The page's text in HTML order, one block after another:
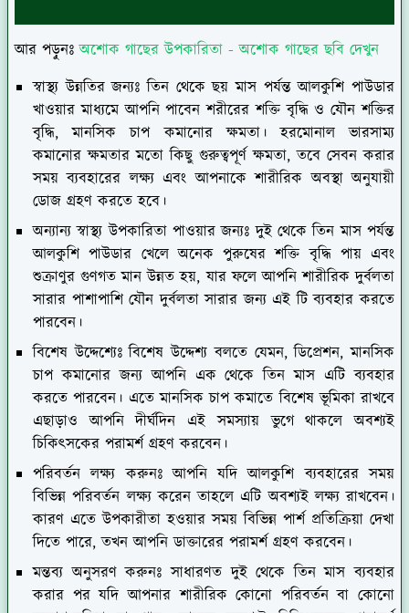
আর পড়ুনঃঅশোক গাছের উপকারিতা - অশোক গাছের ছবি দেখুন
স্বাস্থ্য উন্নতির জন্যঃতিন থেকে ছয় মাস পর্যন্ত আলকুশি পাউডার
খাওয়ার মাধ্যমে আপনি পাবেন শরীরের শক্তি বৃদ্ধি ও যৌন শক্তির
বৃদ্ধি, মানসিক চাপ কমানোর ক্ষমতা। হরমোনাল ভারসাম্য
কমানোর ক্ষমতার মতো কিছু গুরুত্বপূর্ণ ক্ষমতা, তবে সেবন করার
সময় ব্যবহারের লক্ষ্য এবং আপনাকে শারীরিক অবস্থা অনুযায়ী
ডোজ গ্রহণ করতে হবে।
অন্যান্য স্বাস্থ্য উপকারিতা পাওয়ার জন্যঃদুই থেকে তিন মাস পর্যন্ত
আলকুশি পাউডার খেলে অনেক পুরুষের শক্তি বৃদ্ধি পায় এবং
শুক্রাণুর গুণগত মান উন্নত হয়, যার ফলে আপনি শারীরিক দুর্বলতা
সারার পাশাপাশি যৌন দুর্বলতা সারার জন্য এই টি ব্যবহার করতে
পারবেন।
বিশেষ উদ্দেশ্যেঃবিশেষ উদ্দেশ্য বলতে যেমন, ডিপ্রেশন, মানসিক
চাপ কমানোর জন্য আপনি এক থেকে তিন মাস এটি ব্যবহার
করতে পারবেন। এতে মানসিক চাপ কমাতে বিশেষ ভূমিকা রাখবে
এছাড়াও আপনি দীর্ঘদিন এই সমস্যায় ভুগে থাকলে অবশ্যই
চিকিৎসকের পরামর্শ গ্রহণ করবেন।
পরিবর্তন লক্ষ্য করুনঃআপনি যদি আলকুশি ব্যবহারের সময়
বিভিন্ন পরিবর্তন লক্ষ্য করেন তাহলে এটি অবশ্যই লক্ষ্য রাখবেন।
কারণ এতে উপকারীতা হওয়ার সময় বিভিন্ন পার্শ প্রতিক্রিয়া দেখা
দিতে পারে, তখন আপনি ডাক্তারের পরামর্শ গ্রহণ করবেন।
মন্তব্য অনুসরণ করুনঃসাধারণত দুই থেকে তিন মাস ব্যবহার
করার পর যদি আপনার শারীরিক কোনো পরিবর্তন বা কোনো